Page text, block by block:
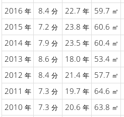
2016 年 8.4 分 22.7 年 59.7 ㎡
2015 年 7.2 分 23.8 年 60.6 ㎡
2014 年 7.9 分 23.5 年 60.4 ㎡
2013 年 8.6 分 18.0 年 53.4 ㎡
2012 年 8.4 分 21.4 年 57.7 ㎡
2011 年 7.3 分 19.7 年 64.6 ㎡
2010 年 7.3 分 20.6 年 63.8 ㎡